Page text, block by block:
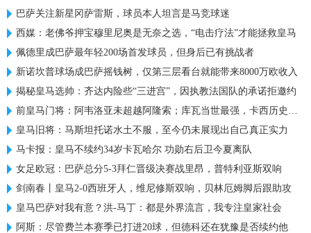
巴萨关注新星冈萨雷斯，球员本人坦言是马竞球迷
西媒：老佛爷押宝穆里尼奥是无奈之选，“电击疗法”才能拯救皇马
佩德里成巴萨最年轻200场首发球员，但身后已有挑战者
新诺坎普球场成巴萨摇钱树，仅第三层看台就能带来8000万欧收入
揭秘皇马选帅：齐达内险些“三进宫”，因执教法国队的承诺拒邀约
前皇马门将：阿韦洛亚未超越阿隆索；库瓦当世最强，卡西历史最佳
皇马旧将：马斯坦托诺水土不服，至今仍未展现出自己真正实力
马卡报：皇马不续约34岁卡瓦哈尔 功勋右后卫今夏离队
女足欧冠：巴萨总分5-3拜仁晋级决赛战里昂，普特利亚斯双响
剑南春丨皇马2-0西班牙人，维尼修斯双响，贝林厄姆脚后跟助攻
皇马巴萨对我有意？洪-马丁：都是外界流言，我专注皇家社会
阿斯：尽管费兰本赛季已打进20球，但德科还在犹豫是否续约他